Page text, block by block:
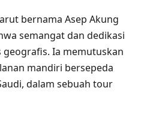
bernama Asep Akung
semangat dan dedikasi
Ia memutuskan
mandiri bersepeda
dalam sebuah tour